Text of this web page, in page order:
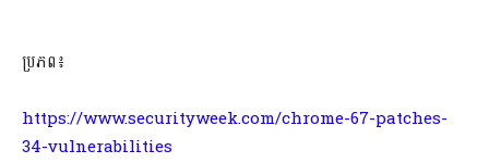
ប្រភព៖
https://www.securityweek.com/chrome-67-patches-
34-vulnerabilities